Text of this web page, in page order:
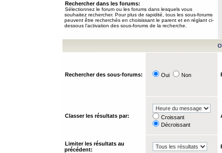
Rechercher dans les forums:
Sélectionnez le forum ou les forums dans lesquels vous
souhaitez rechercher. Pour plus de rapidité, tous les sous-forums
peuvent être recherchés en choisissant le parent et en réglant ci-
dessous l’activation des sous-forums de la recherche.
Rechercher des sous-forums: Oui Non
Classer les résultats par:
Croissant
Décroissant
Limiter les résultats au
précédent: